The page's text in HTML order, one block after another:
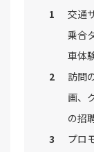
交通
乗合
車体験
訪問
画、
の招
プロ